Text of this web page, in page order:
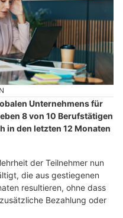
Unternehmens für
8 von 10 Berufstätigen
in den letzten 12 Monaten
der Teilnehmer nun
die aus gestiegenen
resultieren, ohne dass
Bezahlung oder